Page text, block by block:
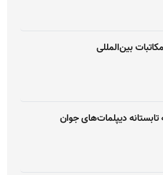
بین‌المللی
دیپلمات‌های جوان